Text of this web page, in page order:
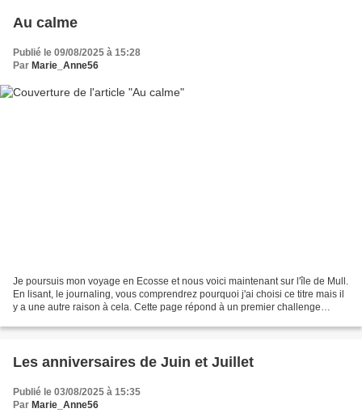
Au calme
Publié le 09/08/2025 à 15:28
Par Marie_Anne56
Je poursuis mon voyage en Ecosse et nous voici maintenant sur l'île de Mull.
En lisant, le journaling, vous comprendrez pourquoi j'ai choisi ce titre mais il
y a une autre raison à cela. Cette page répond à un premier challenge
Les anniversaires de Juin et Juillet
Publié le 03/08/2025 à 15:35
Par Marie_Anne56